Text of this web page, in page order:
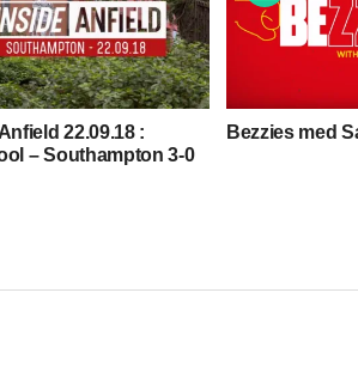
22.09.18 :
– Southampton 3-0
Bezzies med